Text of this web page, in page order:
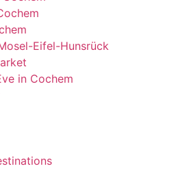
Eifel-Hunsrück
in Cochem